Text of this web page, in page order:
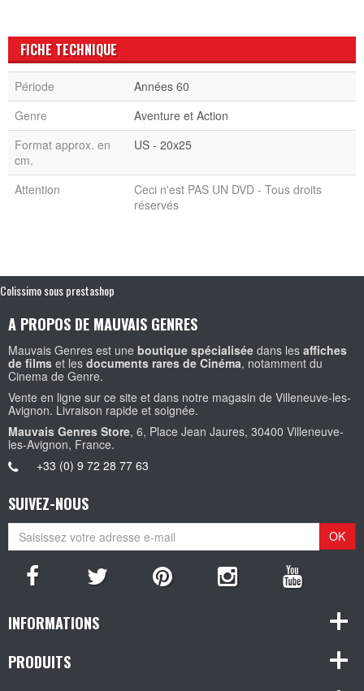
FICHE TECHNIQUE
Période
Années 60
Genre
Aventure et Action
Format approx. en
cm.
US - 20x25
Attention
Ceci n'est PAS UN DVD - Tous droits
réservés
Colissimo sous prestashop
A PROPOS DE MAUVAIS GENRES
Mauvais Genres est une boutique spécialisée dans les affiches
de films et les documents rares de Cinéma, notamment du
Cinema de Genre.
Vente en ligne sur ce site et dans notre magasin de Villeneuve-les-
Avignon. Livraison rapide et soignée.
Mauvais Genres Store, 6, Place Jean Jaures, 30400 Villeneuve-
les-Avignon, France.
+33 (0) 9 72 28 77 63
SUIVEZ-NOUS
OK
INFORMATIONS
PRODUITS